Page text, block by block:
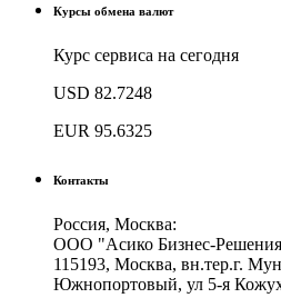
Курсы обмена валют
Курс сервиса на сегодня
USD 82.7248
EUR 95.6325
Контакты
Россия, Москва:
ООО "Асико Бизнес-
115193, Москва, вн.тер.г.
Южнопортовый, ул 5-я